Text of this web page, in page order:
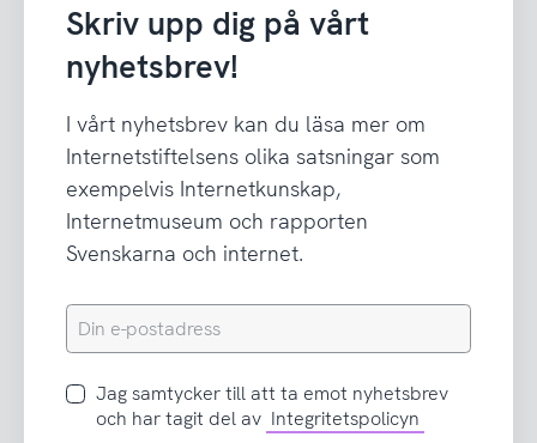
Skriv upp dig på vårt
nyhetsbrev!
I vårt nyhetsbrev kan du läsa mer om
Internetstiftelsens olika satsningar som
exempelvis Internetkunskap,
Internetmuseum och rapporten
Svenskarna och internet.
Din
e-
Jag
samtycker
Jag samtycker till att ta emot nyhetsbrev
och har tagit del av Integritetspolicyn